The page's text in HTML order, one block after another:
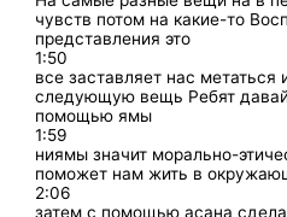
чувств потом на какие-то
представления это
1:50
все заставляет нас метаться
следующую вещь Ребят
помощью ямы
1:59
ниямы значит морально-
поможет нам жить в
2:06
затем с помощью асана